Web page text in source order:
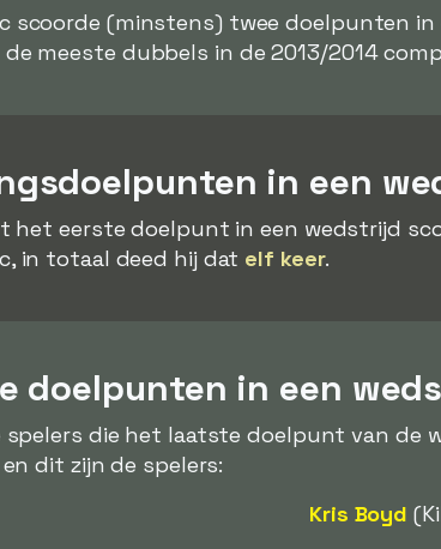
scoorde (minstens) twee doelpunten in
meeste dubbels in de 2013/2014
in een
het eerste doelpunt in een wedstrijd
in totaal deed hij dat elf keer.
doelpunten in een
die het laatste doelpunt van de
dit zijn de spelers:
Kris Boyd